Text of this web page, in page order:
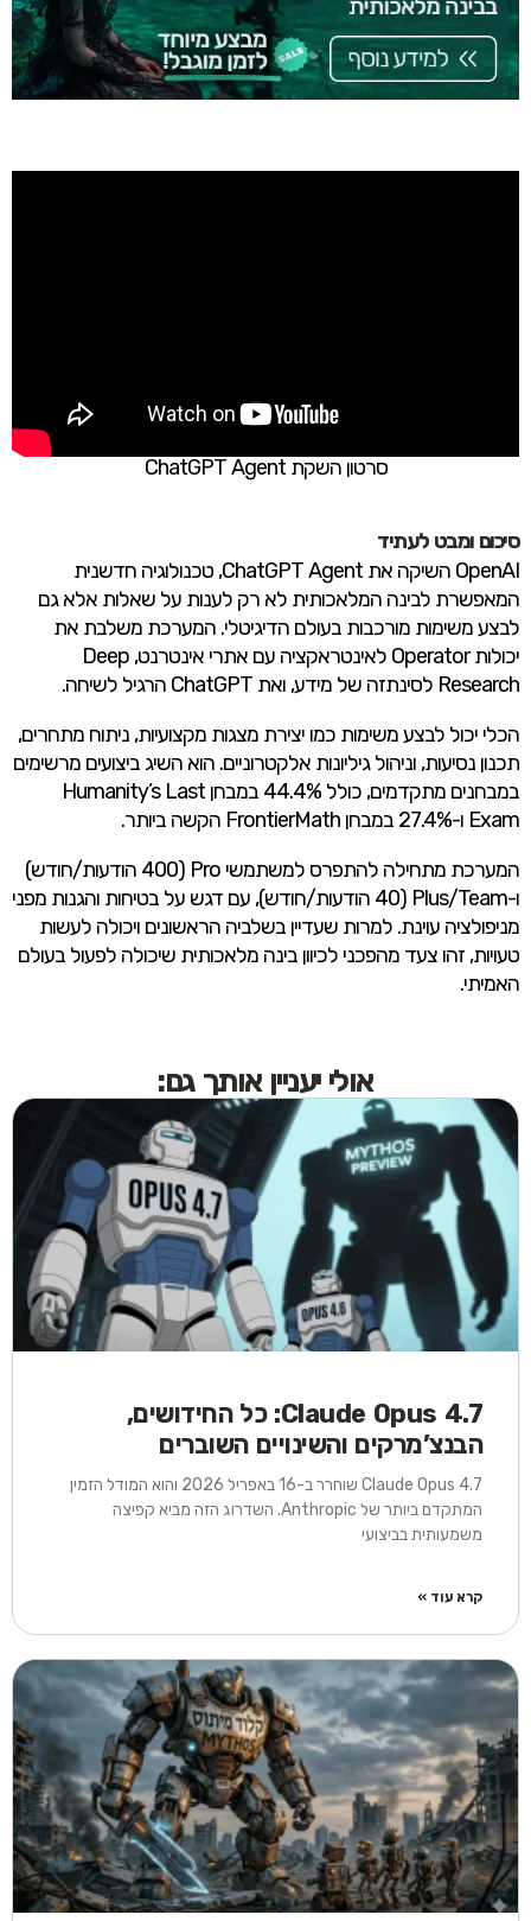
סרטון השקת ChatGPT Agent
סיכום ומבט לעתיד
OpenAI השיקה את ChatGPT Agent, טכנולוגיה חדשנית
המאפשרת לבינה המלאכותית לא רק לענות על שאלות אלא גם
לבצע משימות מורכבות בעולם הדיגיטלי. המערכת משלבת את
יכולות Operator לאינטראקציה עם אתרי אינטרנט, Deep
Research לסינתזה של מידע, ואת ChatGPT הרגיל לשיחה.
הכלי יכול לבצע משימות כמו יצירת מצגות מקצועיות, ניתוח מתחרים,
תכנון נסיעות, וניהול גיליונות אלקטרוניים. הוא השיג ביצועים מרשימים
במבחנים מתקדמים, כולל 44.4% במבחן Humanity’s Last
Exam ו-27.4% במבחן FrontierMath הקשה ביותר.
המערכת מתחילה להתפרס למשתמשי Pro (400 הודעות/חודש)
ו-Plus/Team (40 הודעות/חודש), עם דגש על בטיחות והגנות מפני
מניפולציה עוינת. למרות שעדיין בשלביה הראשונים ויכולה לעשות
טעויות, זהו צעד מהפכני לכיוון בינה מלאכותית שיכולה לפעול בעולם
האמיתי.
אולי יעניין אותך גם:
Claude Opus 4.7: כל החידושים,
הבנצ’מרקים והשינויים השוברים
Claude Opus 4.7 שוחרר ב-16 באפריל 2026 והוא המודל הזמין
המתקדם ביותר של Anthropic. השדרוג הזה מביא קפיצה
משמעותית בביצועי
קרא עוד »